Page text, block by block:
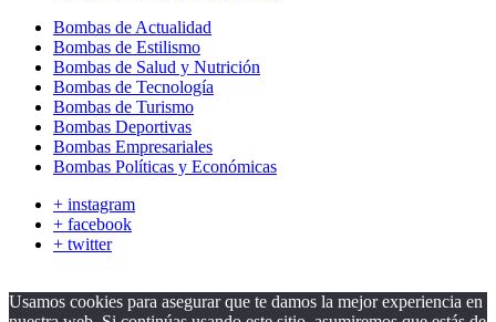
Bombas de Actualidad
Bombas de Estilismo
Bombas de Salud y Nutrición
Bombas de Tecnología
Bombas de Turismo
Bombas Deportivas
Bombas Empresariales
Bombas Políticas y Económicas
+ instagram
+ facebook
+ twitter
Usamos cookies para asegurar que te damos la mejor experiencia en